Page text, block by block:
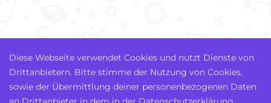
Diese Webseite verwendet Cookies und nutzt Dienste von
Drittanbietern. Bitte stimme der Nutzung von Cookies,
sowie der Übermittlung deiner personenbezogenen Daten